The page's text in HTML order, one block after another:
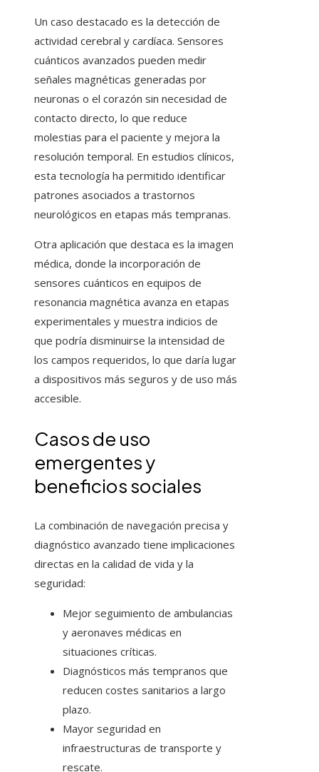
Un caso destacado es la detección de
actividad cerebral y cardíaca. Sensores
cuánticos avanzados pueden medir
señales magnéticas generadas por
neuronas o el corazón sin necesidad de
contacto directo, lo que reduce
molestias para el paciente y mejora la
resolución temporal. En estudios clínicos,
esta tecnología ha permitido identificar
patrones asociados a trastornos
neurológicos en etapas más tempranas.
Otra aplicación que destaca es la imagen
médica, donde la incorporación de
sensores cuánticos en equipos de
resonancia magnética avanza en etapas
experimentales y muestra indicios de
que podría disminuirse la intensidad de
los campos requeridos, lo que daría lugar
a dispositivos más seguros y de uso más
accesible.
Casos de uso
emergentes y
beneficios sociales
La combinación de navegación precisa y
diagnóstico avanzado tiene implicaciones
directas en la calidad de vida y la
seguridad:
Mejor seguimiento de ambulancias
y aeronaves médicas en
situaciones críticas.
Diagnósticos más tempranos que
reducen costes sanitarios a largo
plazo.
Mayor seguridad en
infraestructuras de transporte y
rescate.